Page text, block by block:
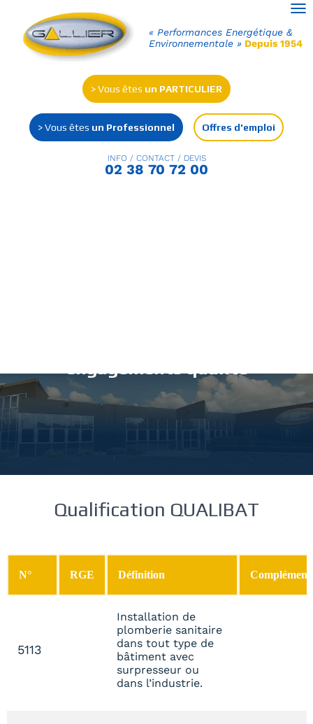
« Performances Energétique &
Environnementale » Depuis 1954
> Vous êtes un PARTICULIER
> Vous êtes un Professionnel Offres d'emploi
INFO / CONTACT / DEVIS
02 38 70 72 00
engagements qualité
Qualification QUALIBAT
N° RGE Définition Complément
5113
Installation de
plomberie sanitaire
dans tout type de
bâtiment avec
surpresseur ou
dans l’industrie.